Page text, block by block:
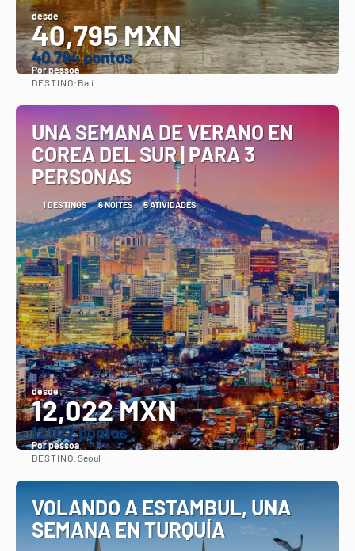
desde
40,795 MXN
40.794 pontos
Por pessoa
DESTINO: Bali
UNA SEMANA DE VERANO EN
COREA DEL SUR | PARA 3
PERSONAS
1 DESTINOS 6 NOITES 5 ATIVIDADES
desde
12,022 MXN
12.022 pontos
Por pessoa
DESTINO:Seoul
VOLANDO A ESTAMBUL, UNA
SEMANA EN TURQUÍA